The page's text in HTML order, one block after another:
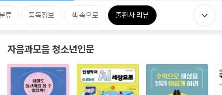
류 품목정보 책 속으로 출판사 리뷰
자음과모음 청소년인문